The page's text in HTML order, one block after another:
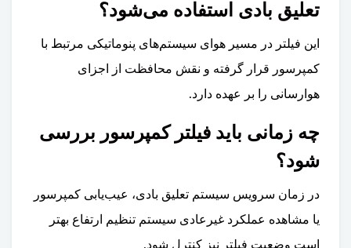
تعلیق بادی استفاده می‌شود؟
این فیلتر در مسیر هوای سیستم‌های پنوماتیکی مرتبط با
کمپرسور قرار گرفته و نقش محافظت از اجزای
هوارسانی را بر عهده دارد.
چه زمانی باید فیلتر کمپرسور بررسی
شود؟
در زمان سرویس سیستم تعلیق بادی، عیب‌یابی کمپرسور
یا مشاهده عملکرد غیرعادی سیستم تنظیم ارتفاع بهتر
است وضعیت فیلتر نیز کنترل شود.